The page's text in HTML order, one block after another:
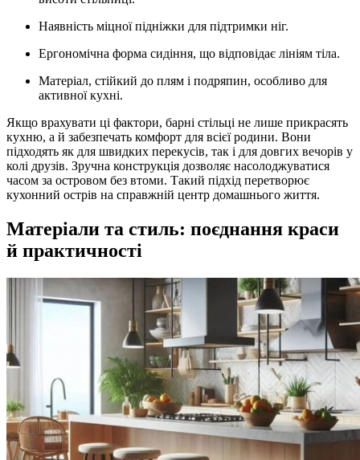
Наявність міцної підніжки для підтримки ніг.
Ергономічна форма сидіння, що відповідає лініям тіла.
Матеріал, стійкий до плям і подряпин, особливо для
активної кухні.
Якщо врахувати ці фактори, барні стільці не лише прикрасять
кухню, а й забезпечать комфорт для всієї родини. Вони
підходять як для швидких перекусів, так і для довгих вечорів у
колі друзів. Зручна конструкція дозволяє насолоджуватися
часом за островом без втоми. Такий підхід перетворює
кухонний острів на справжній центр домашнього життя.
Матеріали та стиль: поєднання краси
й практичності